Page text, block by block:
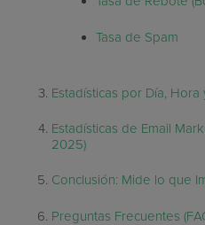
Tasa de Spam
Estadísticas por Día, Hora
Estadísticas de Email
2025)
Conclusión: Mide lo que
Preguntas Frecuentes